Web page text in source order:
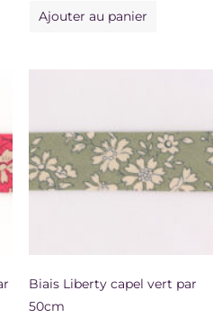
Ajouter au panier
Biais Liberty capel vert par
50cm